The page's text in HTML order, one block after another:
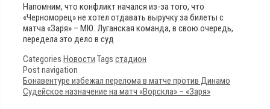
Напомним, что конфликт начался из-за того, что
«Черноморец» не хотел отдавать выручку за билеты с
матча «Заря» – МЮ. Луганская команда, в свою очередь,
передела это дело в суд
Categories Новости Tags стадион
Post navigation
Бонавентуре избежал перелома в матче против Динамо
Судейское назначение на матч «Ворскла» – «Заря»